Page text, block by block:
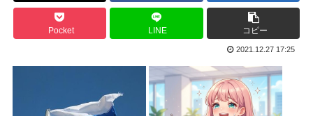
女が100パーセント見てない漫画見つけたわ
高市早苗「袴田さんを犯人だと思ってないわよ！判決が到底承...
【維新速報】副首都・大阪都「大阪万博の跡地を “お金持ち...
あのガンプラさん、投げ売りされる
農水省「食料自給率37%で過去最低」 肥料は輸入ほぼ10...
Pocket LINE コピー
2021.12.27 17:25